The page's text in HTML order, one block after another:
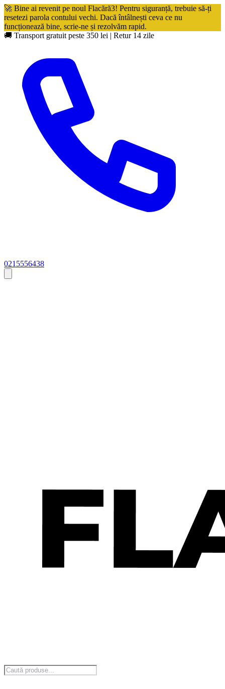
🚀 Bine ai revenit pe noul Flacără3! Pentru siguranță, trebuie să-ți
resetezi parola contului vechi. Dacă întâlnești ceva ce nu
funcționează bine, scrie-ne și rezolvăm rapid.
🚚 Transport gratuit peste 350 lei | Retur 14 zile
0215556438